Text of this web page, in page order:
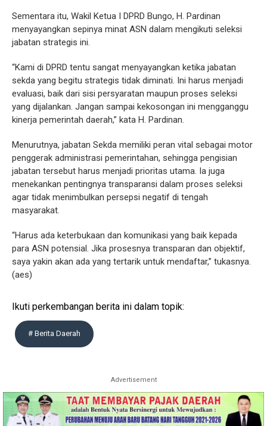
Sementara itu, Wakil Ketua I DPRD Bungo, H. Pardinan
menyayangkan sepinya minat ASN dalam mengikuti seleksi
jabatan strategis ini.
“Kami di DPRD tentu sangat menyayangkan ketika jabatan
sekda yang begitu strategis tidak diminati. Ini harus menjadi
evaluasi, baik dari sisi persyaratan maupun proses seleksi
yang dijalankan. Jangan sampai kekosongan ini mengganggu
kinerja pemerintah daerah,” kata H. Pardinan.
Menurutnya, jabatan Sekda memiliki peran vital sebagai motor
penggerak administrasi pemerintahan, sehingga pengisian
jabatan tersebut harus menjadi prioritas utama. Ia juga
menekankan pentingnya transparansi dalam proses seleksi
agar tidak menimbulkan persepsi negatif di tengah
masyarakat.
“Harus ada keterbukaan dan komunikasi yang baik kepada
para ASN potensial. Jika prosesnya transparan dan objektif,
saya yakin akan ada yang tertarik untuk mendaftar,” tukasnya.
(aes)
Ikuti perkembangan berita ini dalam topik:
# Berita Daerah
Advertisement